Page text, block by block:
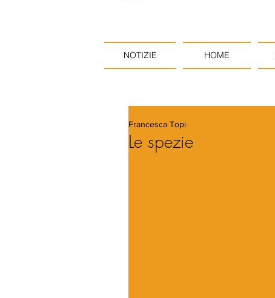
NOTIZIE HOME
Le spezie
Francesca Topi